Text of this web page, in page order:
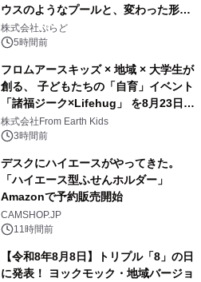
ウスのようなプールと、変わった形の
サウナも 「THE BOXY AWAJI」のお
得な素泊まり連泊プランで
株式会社ぷらど
5時間前
フロムアースキッズ × 地域 × 大学生が
創る、 子どもたちの「自育」イベント
「諸福ジーク×Lifehug」 を8月23日
(日)開催
株式会社From Earth Kids
3時間前
デスクにハイエースがやってきた。
「ハイエース型ふせんホルダー」
Amazonで予約販売開始
CAMSHOP.JP
11時間前
【令和8年8月8日】トリプル「8」の日
に発表！ ヨックモック・地域バージョ